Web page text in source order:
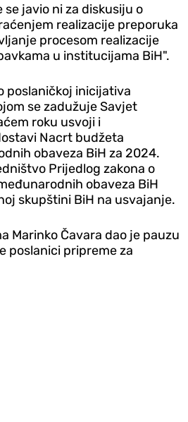
se javio ni za diskusiju o
realizacije preporuka
procesom realizacije
u institucijama BiH".
poslaničkoj inicijativa
se zadužuje Savjet
roku usvoji i
Nacrt budžeta
obaveza BiH za 2024.
Prijedlog zakona o
obaveza BiH
skupštini BiH na usvajanje.
Marinko Čavara dao je pauzu
poslanici pripreme za